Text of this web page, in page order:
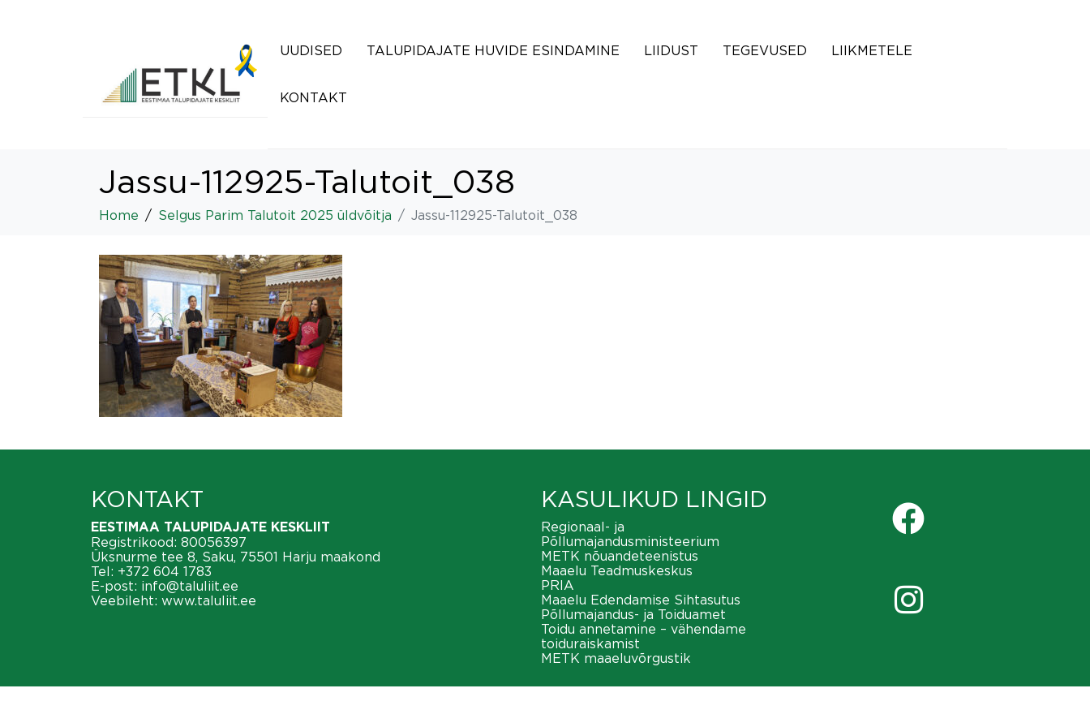
UUDISED TALUPIDAJATE HUVIDE ESINDAMINE LIIDUST TEGEVUSED LIIKMETELE
KONTAKT
Jassu-112925-Talutoit_038
Home Selgus Parim Talutoit 2025 üldvõitja Jassu-112925-Talutoit_038
KONTAKT
EESTIMAA TALUPIDAJATE KESKLIIT
Registrikood: 80056397
Üksnurme tee 8, Saku, 75501 Harju maakond
Tel: +372 604 1783
E-post: info@taluliit.ee
Veebileht: www.taluliit.ee
KASULIKUD LINGID
Regionaal- ja
Põllumajandusministeerium
METK nõuandeteenistus
Maaelu Teadmuskeskus
PRIA
Maaelu Edendamise Sihtasutus
Põllumajandus- ja Toiduamet
Toidu annetamine – vähendame
toiduraiskamist
METK maaeluvõrgustik